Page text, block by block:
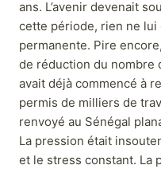
ans. L’avenir devenait
cette période, rien ne lui
permanente. Pire
de réduction du nombre
avait déjà commencé à
permis de milliers de
renvoyé au Sénégal
La pression était
et le stress constant. La